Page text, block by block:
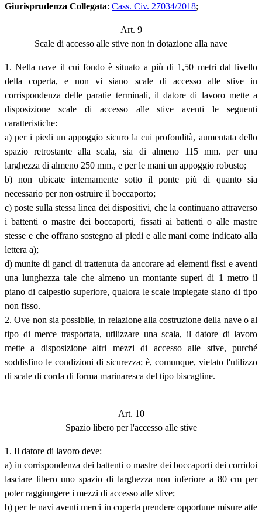
Giurisprudenza Collegata: Cass. Civ. 27034/2018;
Art. 9
Scale di accesso alle stive non in dotazione alla nave
1. Nella nave il cui fondo è situato a più di 1,50 metri dal livello
della coperta, e non vi siano scale di accesso alle stive in
corrispondenza delle paratie terminali, il datore di lavoro mette a
disposizione scale di accesso alle stive aventi le seguenti
caratteristiche:
a) per i piedi un appoggio sicuro la cui profondità, aumentata dello
spazio retrostante alla scala, sia di almeno 115 mm. per una
larghezza di almeno 250 mm., e per le mani un appoggio robusto;
b) non ubicate internamente sotto il ponte più di quanto sia
necessario per non ostruire il boccaporto;
c) poste sulla stessa linea dei dispositivi, che la continuano attraverso
i battenti o mastre dei boccaporti, fissati ai battenti o alle mastre
stesse e che offrano sostegno ai piedi e alle mani come indicato alla
lettera a);
d) munite di ganci di trattenuta da ancorare ad elementi fissi e aventi
una lunghezza tale che almeno un montante superi di 1 metro il
piano di calpestio superiore, qualora le scale impiegate siano di tipo
non fisso.
2. Ove non sia possibile, in relazione alla costruzione della nave o al
tipo di merce trasportata, utilizzare una scala, il datore di lavoro
mette a disposizione altri mezzi di accesso alle stive, purché
soddisfino le condizioni di sicurezza; è, comunque, vietato l'utilizzo
di scale di corda di forma marinaresca del tipo biscagline.
Art. 10
Spazio libero per l'accesso alle stive
1. Il datore di lavoro deve:
a) in corrispondenza dei battenti o mastre dei boccaporti dei corridoi
lasciare libero uno spazio di larghezza non inferiore a 80 cm per
poter raggiungere i mezzi di accesso alle stive;
b) per le navi aventi merci in coperta prendere opportune misure atte